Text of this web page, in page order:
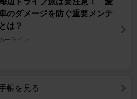
のダメージを防ぐ重要メンテ
とは？
カーライフ
帳を見る